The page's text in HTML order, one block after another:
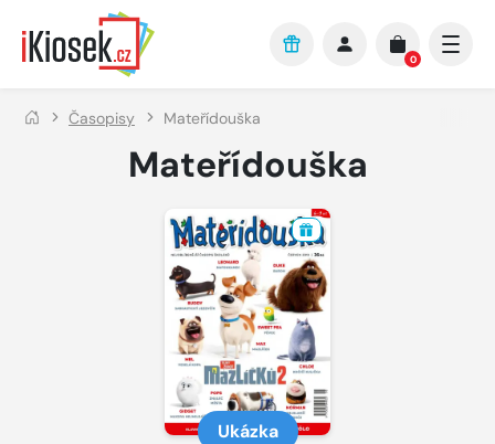
Přejít na hlavní obsah
0
Časopisy Mateřídouška
Mateřídouška
Ukázka